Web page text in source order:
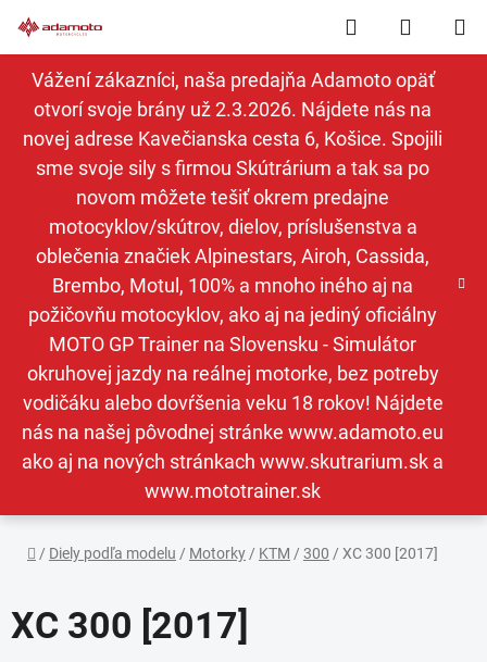
na
obsah
Vážení zákazníci, naša predajňa Adamoto opäť
otvorí svoje brány už 2.3.2026. Nájdete nás na
novej adrese Kavečianska cesta 6, Košice. Spojili
sme svoje sily s firmou Skútrárium a tak sa po
novom môžete tešiť okrem predajne
motocyklov/skútrov, dielov, príslušenstva a
oblečenia značiek Alpinestars, Airoh, Cassida,
Brembo, Motul, 100% a mnoho iného aj na
požičovňu motocyklov, ako aj na jediný oficiálny
MOTO GP Trainer na Slovensku - Simulátor
okruhovej jazdy na reálnej motorke, bez potreby
vodičáku alebo dovŕšenia veku 18 rokov! Nájdete
nás na našej pôvodnej stránke www.adamoto.eu
ako aj na nových stránkach www.skutrarium.sk a
www.mototrainer.sk
Hľadať
KOŠÍK
Domov
/ Diely podľa modelu / Motorky / KTM / 300 / XC 300 [2017]
XC 300 [2017]